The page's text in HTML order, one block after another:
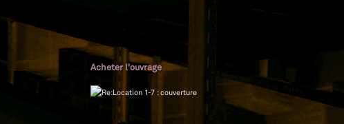
Acheter l'ouvrage